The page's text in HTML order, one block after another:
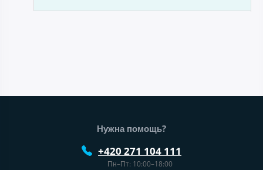
Нижний колонтитул веб-сайта
Нужна помощь?
+420 271 104 111
Пн–Пт: 10:00–18:00